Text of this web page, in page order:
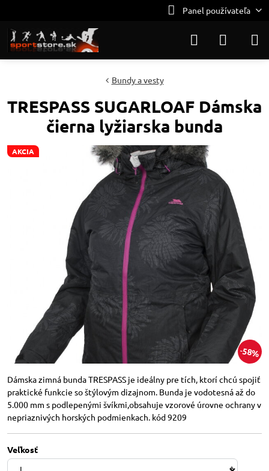
Panel používateľa
AKCIA
58%
Bundy a vesty
TRESPASS SUGARLOAF Dámska
čierna lyžiarska bunda
Dámska zimná bunda TRESPASS je ideálny pre tích, ktorí chcú spojiť
praktické funkcie so štýlovým dizajnom. Bunda je vodotesná až do
5.000 mm s podlepenými švíkmi,obsahuje vzorové úrovne ochrany v
nepriaznivých horských podmienkach. kód 9209
Veľkosť